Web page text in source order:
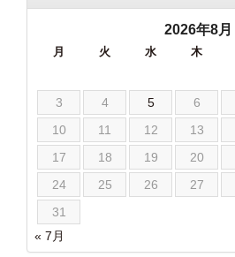
2026年8月
月 火 水 木
3
4 5 6
10
11 12 13
17
18 19 20
24
25 26 27
31
« 7月